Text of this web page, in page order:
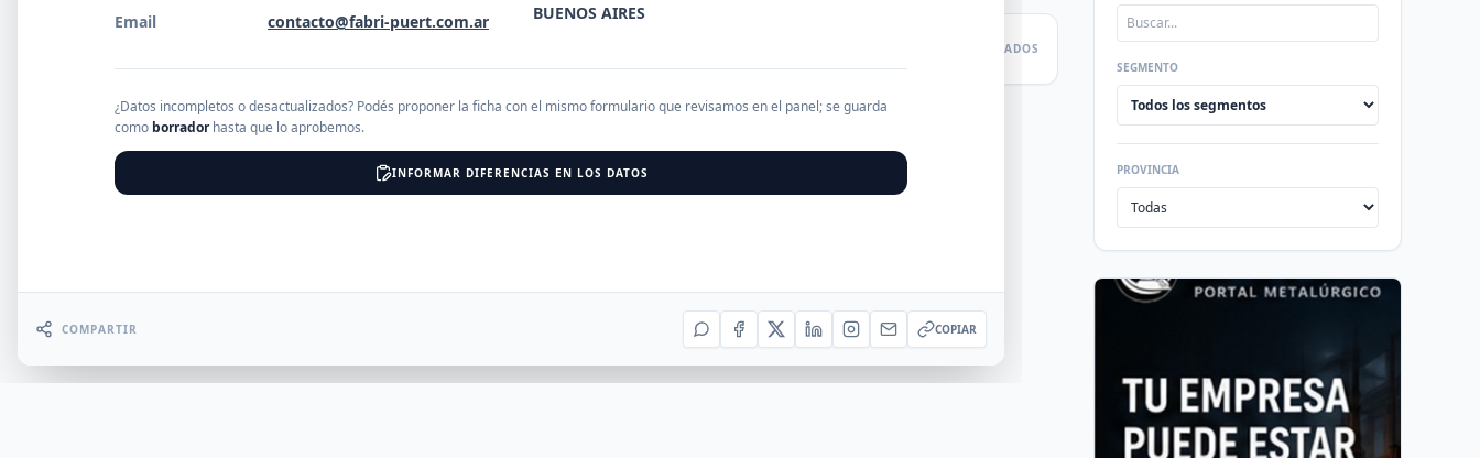
RESULTADOS
SEGMENTO
PROVINCIA
Email
contacto@fabri-puert.com.ar
BUENOS AIRES
¿Datos incompletos o desactualizados? Podés proponer la ficha con el mismo formulario que revisamos en el panel; se guarda
como borradorhasta que lo aprobemos.
INFORMAR DIFERENCIAS EN LOS DATOS
COMPARTIR COPIAR